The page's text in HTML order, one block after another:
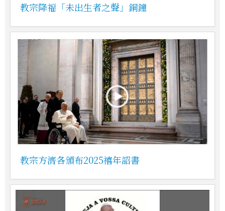
教宗降福「未出生者之聲」銅鐘
教宗方濟各頒布2025禧年詔書